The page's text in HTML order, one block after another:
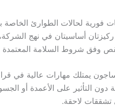
لحالات الطوارئ الخاصة
ركيزتان أساسيتان في نهج
وفق شروط السلامة
يمتلك مهارات عالية في
التأثير على الأعمدة أو
تشققات لاحقة.